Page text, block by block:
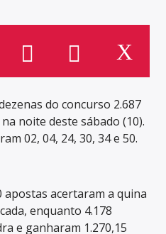
do concurso 2.687
noite deste sábado (10).
02, 04, 24, 30, 34 e 50.
apostas acertaram a quina
enquanto 4.178
e ganharam 1.270,15